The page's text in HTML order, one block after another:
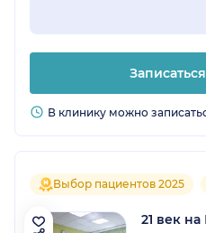
В клинику можно
Выбор пациентов 2025
21 век на